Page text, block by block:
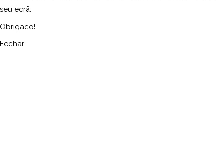
seu ecrã.
Obrigado!
Fechar